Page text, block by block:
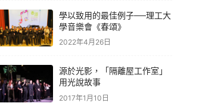
學以致用的最佳例子──理工大
學音樂會《春頌》
2022年4月26日
源於光影，「隔離屋工作室」
用光說故事
2017年1月10日